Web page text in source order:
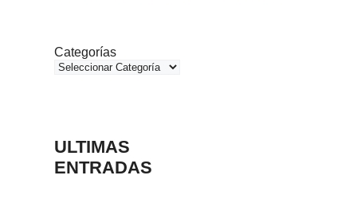
Categorías
ULTIMAS
ENTRADAS